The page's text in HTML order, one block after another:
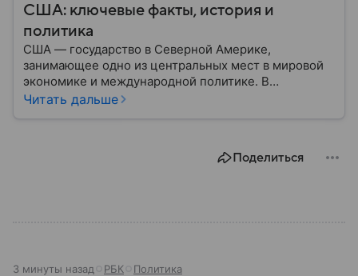
США: ключевые факты, история и
политика
США — государство в Северной Америке,
занимающее одно из центральных мест в мировой
экономике и международной политике. В
материале — основные сведения об этой стране.
Читать дальше
Поделиться
3 минуты назад РБК Политика